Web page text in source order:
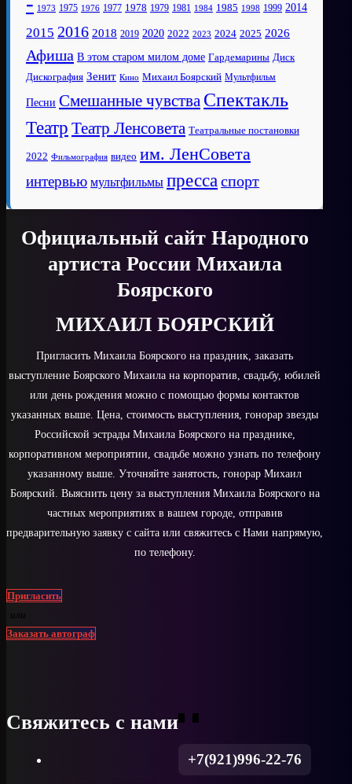
1973 1975 1976 1977 1978 1979 1981 1984 1985 1998 1999 2014
2015 2016 2018 2019 2020 2022 2023 2024 2025 2026
Афиша В этом старом милом доме Гардемарины Диск
Дискография Зенит Кино Михаил Боярский Мультфильм
Песни Смешанные чувства Спектакль
Театр Театр Ленсовета Театральные постановки
2022 Фильмография видео им. ЛенСовета
интервью мультфильмы прессаспорт
Официальный сайт Народного
артиста России Михаила
Боярского
МИХАИЛ БОЯРСКИЙ
Пригласить Михаила Боярского на праздник, заказать
выступление Боярского Михаила на корпоратив, свадьбу, юбилей
или день рождения можно с помощью формы контактов
указанных выше. Цена, стоимость выступления, гонорар звезды
Российской эстрады Михаила Боярского на празднике,
корпоративном мероприятии, свадьбе можно узнать по телефону
указанному выше. Уточняйте занятость, гонорар Михаил
Боярский. Выяснить цену за выступления Михаила Боярского на
частных мероприятиях в вашем городе, отправив
предварительную заявку с сайта или свяжитесь с Нами напрямую,
по телефону.
Пригласить
или
Заказать автограф
Свяжитесь с нами
+7(921)996-22-76